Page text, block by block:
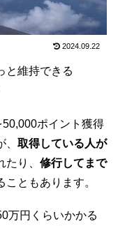
2024.09.22
と維持できる
ポイント獲得
取得している人が
り、 修行してまで
こともあります。
万円くらいかかる